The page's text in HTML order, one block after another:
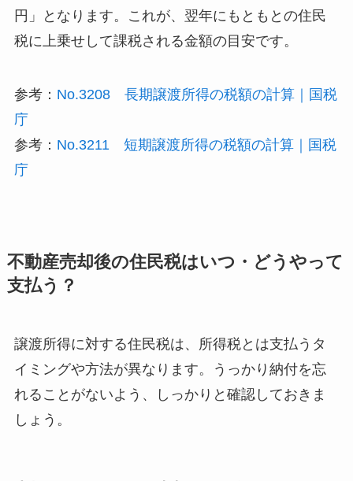
円」となります。これが、翌年にもともとの住民
税に上乗せして課税される金額の目安です。
参考： No.3208 長期譲渡所得の税額の計算｜国税
庁
参考： No.3211 短期譲渡所得の税額の計算｜国税
庁
不動産売却後の住民税はいつ・どうやって
支払う？
譲渡所得に対する住民税は、所得税とは支払うタ
イミングや方法が異なります。うっかり納付を忘
れることがないよう、しっかりと確認しておきま
しょう。